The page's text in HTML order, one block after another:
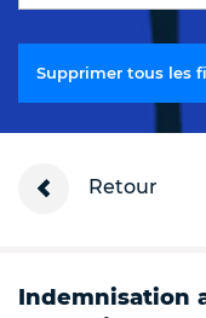
Supprimer tous les
Retour
Indemnisation